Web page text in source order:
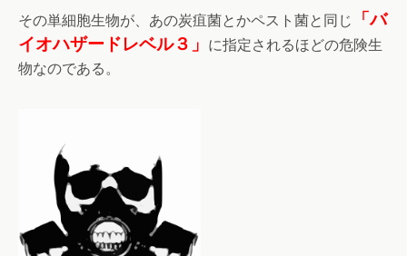
その単細胞生物が、あの炭疽菌とかペスト菌と同じ
「バ
イオハザードレベル３」 に指定されるほどの危険生
物なのである。